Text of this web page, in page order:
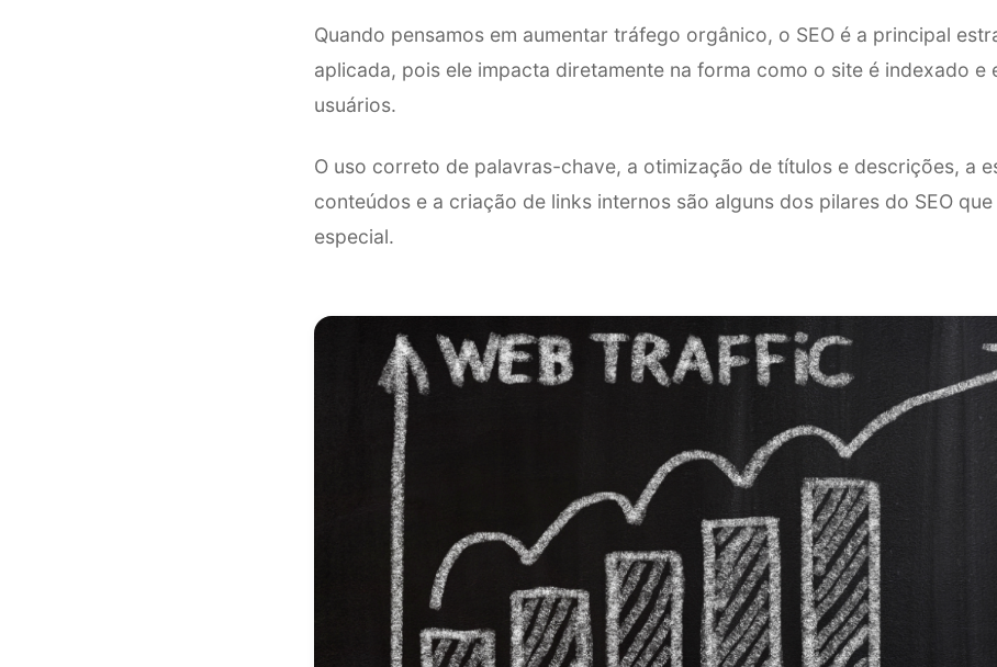
Quando pensamos em aumentar tráfego orgânico, o SEO é a principal
aplicada, pois ele impacta diretamente na forma como o site é indexado e
usuários.
O uso correto de palavras-chave, a otimização de títulos e descrições, a
conteúdos e a criação de links internos são alguns dos pilares do SEO
especial.